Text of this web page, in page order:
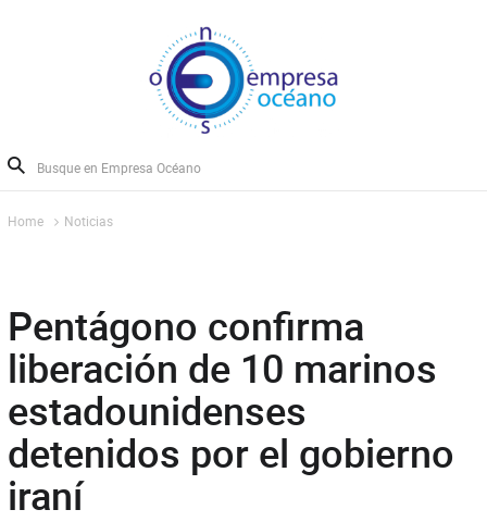
Home Noticias
Pentágono confirma
liberación de 10 marinos
estadounidenses
detenidos por el gobierno
iraní